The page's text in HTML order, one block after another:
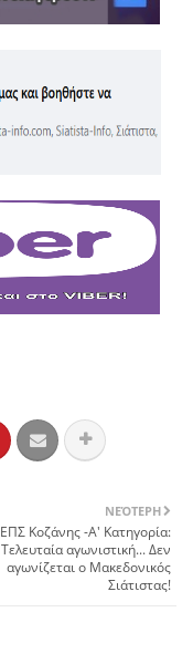
ΝΕΌΤΕΡΗ
ΕΠΣ Κοζάνης -Α' Κατηγορία:
Τελευταία αγωνιστική... Δεν
αγωνίζεται ο Μακεδονικός
Σιάτιστας!